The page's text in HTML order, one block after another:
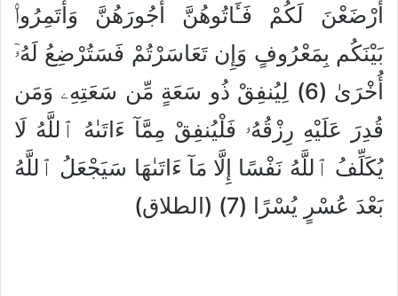
أَرْضَعْنَ لَكُمْ فَـَٔاتُوهُنَّ أُجُورَهُنَّ وَأْتَمِرُوا۟
بَيْنَكُم بِمَعْرُوفٍ وَإِن تَعَاسَرْتُمْ فَسَتُرْضِعُ لَهُۥٓ
أُخْرَىٰ (6) لِيُنفِقْ ذُو سَعَةٍ مِّن سَعَتِهِۦ وَمَن
قُدِرَ عَلَيْهِ رِزْقُهُۥ فَلْيُنفِقْ مِمَّآ ءَاتَىٰهُ ٱللَّهُ لَا
يُكَلِّفُ ٱللَّهُ نَفْسًا إِلَّا مَآ ءَاتَىٰهَا سَيَجْعَلُ ٱللَّهُ
بَعْدَ عُسْرٍ يُسْرًا (7) (الطلاق)